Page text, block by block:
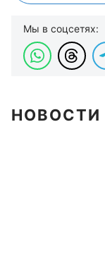
Мы в соцсетях:
НОВОСТИ